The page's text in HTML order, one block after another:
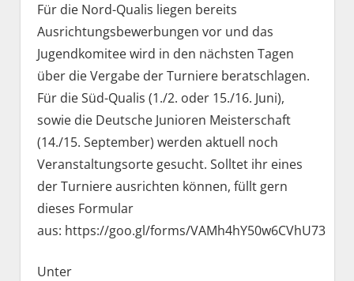
Für die Nord-Qualis liegen bereits
Ausrichtungsbewerbungen vor und das
Jugendkomitee wird in den nächsten Tagen
über die Vergabe der Turniere beratschlagen.
Für die Süd-Qualis (1./2. oder 15./16. Juni),
sowie die Deutsche Junioren Meisterschaft
(14./15. September) werden aktuell noch
Veranstaltungsorte gesucht. Solltet ihr eines
der Turniere ausrichten können, füllt gern
dieses Formular
aus: https://goo.gl/forms/VAMh4hY50w6CVhU73
Unter